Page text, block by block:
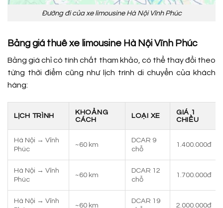
Đường đi của xe limousine Hà Nội Vĩnh Phúc
Bảng giá thuê xe limousine Hà Nội Vĩnh Phúc
Bảng giá chỉ có tính chất tham khảo, có thể thay đổi theo
từng thời điểm cũng như lịch trình di chuyển của khách
hàng:
LỊCH TRÌNH
KHOẢNG
CÁCH
LOẠI XE
GIÁ 1
CHIỀU
Hà Nội → Vĩnh
Phúc
~60 km
DCAR 9
chỗ
1.400.000đ
Hà Nội → Vĩnh
Phúc
~60 km
DCAR 12
chỗ
1.700.000đ
Hà Nội → Vĩnh
~60 km
DCAR 19
2.000.000đ